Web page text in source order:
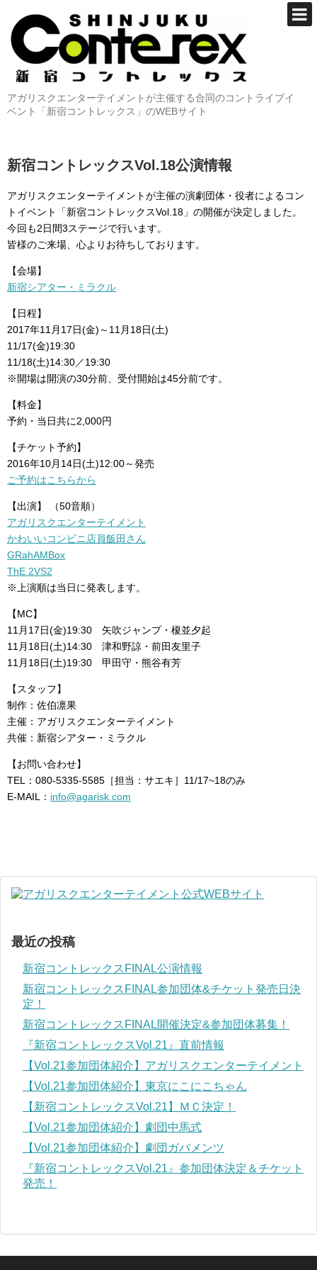
アガリスクエンターテイメントが主催する合同のコントライブイ
ベント「新宿コントレックス」のWEBサイト
新宿コントレックスVol.18公演情報
アガリスクエンターテイメントが主催の演劇団体・役者によるコン
トイベント「新宿コントレックスVol.18」の開催が決定しました。
今回も2日間3ステージで行います。
皆様のご来場、心よりお待ちしております。
【会場】
新宿シアター・ミラクル
【日程】
2017年11月17日(金)～11月18日(土)
11/17(金)19:30
11/18(土)14:30／19:30
※開場は開演の30分前、受付開始は45分前です。
【料金】
予約・当日共に2,000円
【チケット予約】
2016年10月14日(土)12:00～発売
ご予約はこちらから
【出演】 （50音順）
アガリスクエンターテイメント
かわいいコンビニ店員飯田さん
GRahAMBox
ThE 2VS2
※上演順は当日に発表します。
【MC】
11月17日(金)19:30 矢吹ジャンプ・榎並夕起
11月18日(土)14:30 津和野諒・前田友里子
11月18日(土)19:30 甲田守・熊谷有芳
【スタッフ】
制作：佐伯凛果
主催：アガリスクエンターテイメント
共催：新宿シアター・ミラクル
【お問い合わせ】
TEL：080-5335-5585［担当：サエキ］11/17~18のみ
E-MAIL： info@agarisk.com
最近の投稿
新宿コントレックスFINAL公演情報
新宿コントレックスFINAL参加団体&チケット発売日決
定！
新宿コントレックスFINAL開催決定&参加団体募集！
『新宿コントレックスVol.21』直前情報
【Vol.21参加団体紹介】アガリスクエンターテイメント
【Vol.21参加団体紹介】東京にこにこちゃん
【新宿コントレックスVol.21】ＭＣ決定！
【Vol.21参加団体紹介】劇団中馬式
【Vol.21参加団体紹介】劇団ガバメンツ
『新宿コントレックスVol.21』参加団体決定＆チケット
発売！